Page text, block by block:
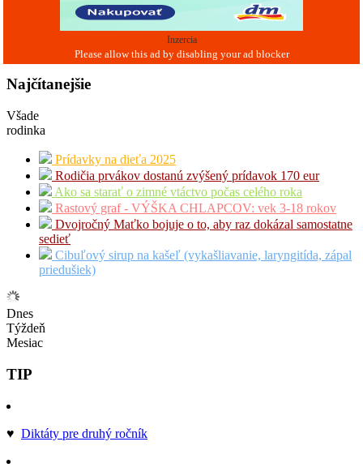
Inzercia
Najčítanejšie
Všade
rodinka
Prídavky na dieťa 2025
Rodičia prvákov dostanú zvýšený prídavok 170 eur
Ako sa starať o zimné vtáctvo počas celého roka
Rastový graf - VÝŠKA CHLAPCOV: vek 3-18 rokov
Dvojročný Maťko bojuje o to, aby raz dokázal samostatne
sedieť
Cibuľový sirup na kašeľ (vykašliavanie, laryngitída, zápal
priedušiek)
Dnes
Týždeň
Mesiac
TIP
♥ Diktáty pre druhý ročník